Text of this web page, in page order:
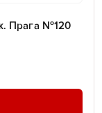
Прага №120